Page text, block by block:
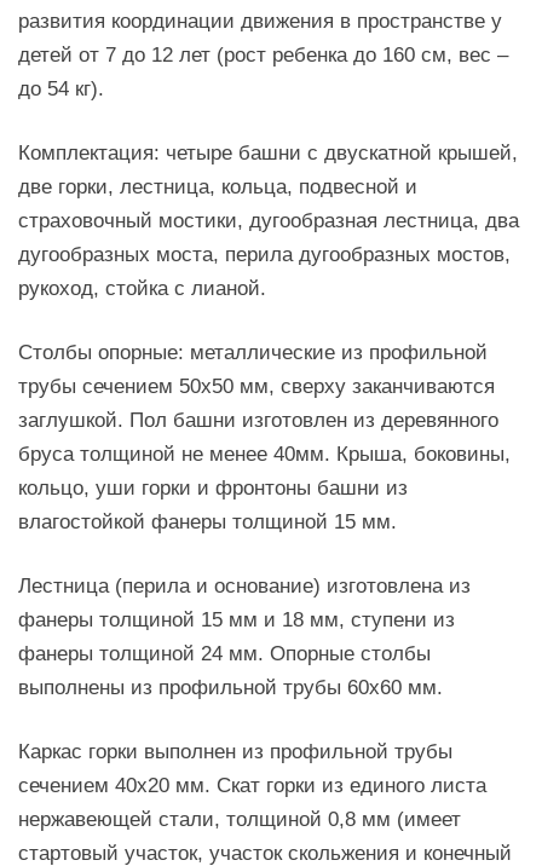
развития координации движения в пространстве у
детей от 7 до 12 лет (рост ребенка до 160 см, вес –
до 54 кг).
Комплектация: четыре башни с двускатной крышей,
две горки, лестница, кольца, подвесной и
страховочный мостики, дугообразная лестница, два
дугообразных моста, перила дугообразных мостов,
рукоход, стойка с лианой.
Столбы опорные: металлические из профильной
трубы сечением 50х50 мм, сверху заканчиваются
заглушкой. Пол башни изготовлен из деревянного
бруса толщиной не менее 40мм. Крыша, боковины,
кольцо, уши горки и фронтоны башни из
влагостойкой фанеры толщиной 15 мм.
Лестница (перила и основание) изготовлена из
фанеры толщиной 15 мм и 18 мм, ступени из
фанеры толщиной 24 мм. Опорные столбы
выполнены из профильной трубы 60х60 мм.
Каркас горки выполнен из профильной трубы
сечением 40х20 мм. Скат горки из единого листа
нержавеющей стали, толщиной 0,8 мм (имеет
стартовый участок, участок скольжения и конечный